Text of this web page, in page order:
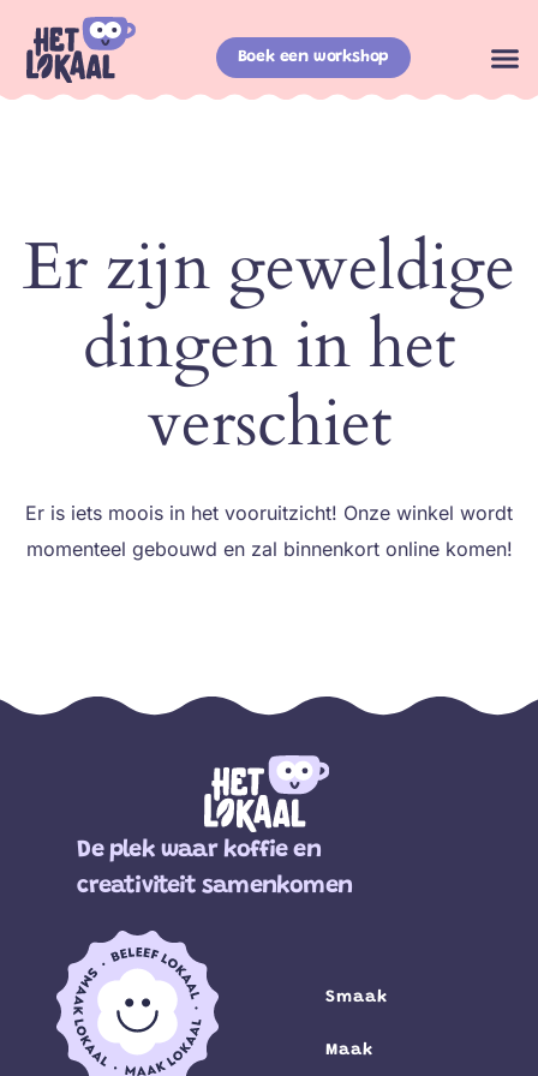
Boek een workshop
Er zijn geweldige
dingen in het
verschiet
Er is iets moois in het vooruitzicht! Onze winkel wordt
momenteel gebouwd en zal binnenkort online komen!
De plek waar koffie en
creativiteit samenkomen
Smaak
Maak